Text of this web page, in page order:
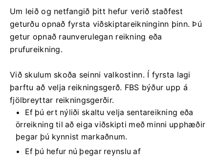
Um leið og netfangið þitt hefur verið staðfest
geturðu opnað fyrsta viðskiptareikninginn þinn. Þú
getur opnað raunverulegan reikning eða
prufureikning.
Við skulum skoða seinni valkostinn. Í fyrsta lagi
þarftu að velja reikningsgerð. FBS býður upp á
fjölbreyttar reikningsgerðir.
Ef þú ert nýliði skaltu velja sentareikning eða
örreikning til að eiga viðskipti með minni upphæðir
þegar þú kynnist markaðnum.
Ef þú hefur nú þegar reynslu af